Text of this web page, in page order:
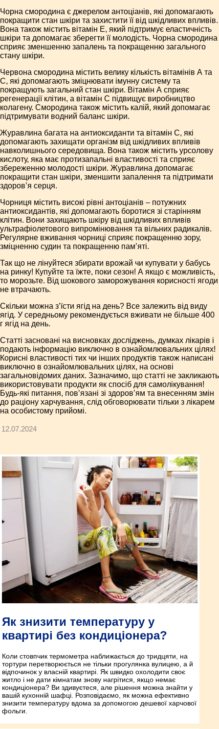
Чорна смородина є джерелом антоціанів, які допомагають
покращити стан шкіри та захистити її від шкідливих впливів.
Вона також містить вітамін Е, який підтримує еластичність
шкіри та допомагає зберегти її молодість. Чорна смородина
сприяє зменшенню запалень та покращенню загального
стану шкіри.
Червона смородина містить велику кількість вітамінів А та
С, які допомагають зміцнювати імунну систему та
покращують загальний стан шкіри. Вітамін А сприяє
регенерації клітин, а вітамін С підвищує виробництво
колагену. Смородина також містить калій, який допомагає
підтримувати водний баланс шкіри.
Журавлина багата на антиоксиданти та вітамін С, які
допомагають захищати організм від шкідливих впливів
навколишнього середовища. Вона також містить урсолову
кислоту, яка має протизапальні властивості та сприяє
збереженню молодості шкіри. Журавлина допомагає
покращити стан шкіри, зменшити запалення та підтримати
здоров’я серця.
Чорниця містить високі рівні антоціанів – потужних
антиоксидантів, які допомагають боротися зі старінням
клітин. Вони захищають шкіру від шкідливих впливів
ультрафіолетового випромінювання та вільних радикалів.
Регулярне вживання чорниці сприяє покращенню зору,
зміцненню судин та покращенню пам’яті.
Так що не лінуйтеся збирати врожай чи купувати у бабусь
на ринку! Купуйте та їжте, поки сезон! А якщо є можливість,
то морозьте. Від шокового заморожування корисності ягоди
не втрачають.
Скільки можна з’їсти ягід на день? Все залежить від виду
ягід. У середньому рекомендується вживати не більше 400
г ягід на день.
Статті засновані на висновках досліджень, думках лікарів і
подають інформацію виключно в ознайомлювальних цілях!
Корисні властивості тих чи інших продуктів також написані
виключно в ознайомлювальних цілях, на основі
загальновідомих даних. Зазначимо, що статті не закликають
використовувати продукти як спосіб для самолікування!
Будь-які питання, пов’язані зі здоров’ям та внесенням змін
до раціону харчування, слід обговорювати тільки з лікарем
на особистому прийомі.
12.07.2024
Як знизити температуру у
квартирі без кондиціонера?
Коли стовпчик термометра наближається до тридцяти, на
тортури перетворюється не тільки прогулянка вулицею, а й
відпочинок у власній квартирі. Як швидко охолодити своє
житло і не дати кімнатам знову нагрітися, якщо немає
кондиціонера? Ви здивуєтеся, але рішення можна знайти у
вашій кухонній шафці. Розповідаємо, як можна ефективно
знизити температуру вдома за допомогою дешевої харчової
фольги.